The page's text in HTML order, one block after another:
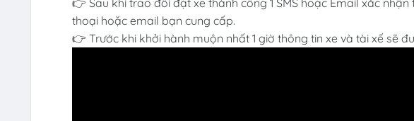
thoại hoặc email bạn cung cấp.
👉 Trước khi khởi hành muộn nhất 1 giờ thông tin xe và tài xế sẽ